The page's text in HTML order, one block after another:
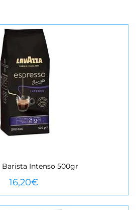
VEURE MÉS
Barista Intenso 500gr
16,20€